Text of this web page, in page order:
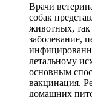
Врачи
собак
животных, так
заболевание,
летальному
основным
вакцинация.
домашних